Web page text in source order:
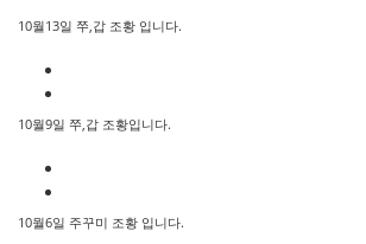
10월13일 쭈,갑 조황 입니다.
10월9일 쭈,갑 조황입니다.
10월6일 주꾸미 조황 입니다.